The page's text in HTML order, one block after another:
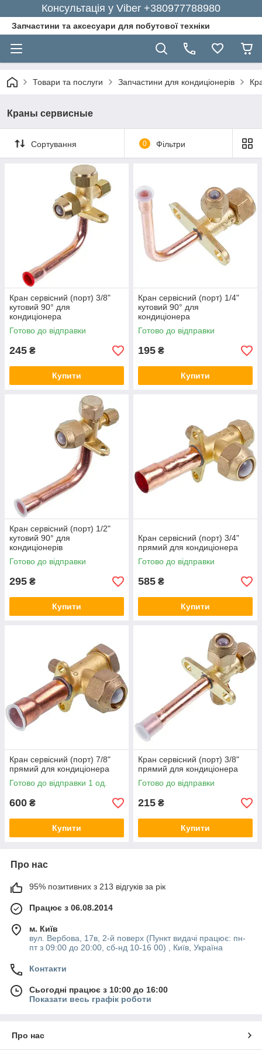
Консультація у Viber +380977788980
Запчастини та аксесуари для побутової техніки
Товари та послуги Запчастини для кондиціонерів
Краны сервисные
Сортування 0 Фільтри
Кран сервісний (порт) 3/8"
кутовий 90° для
кондиціонера
Готово до відправки
245 ₴
Купити
Кран сервісний (порт) 1/4"
кутовий 90° для
кондиціонера
Готово до відправки
195 ₴
Купити
Кран сервісний (порт) 1/2"
кутовий 90° для
кондиціонерів
Готово до відправки
295 ₴
Купити
Кран сервісний (порт) 3/4"
прямий для кондиціонера
Готово до відправки
585 ₴
Купити
Кран сервісний (порт) 7/8"
прямий для кондиціонера
Готово до відправки 1 од.
600 ₴
Купити
Кран сервісний (порт) 3/8"
прямий для кондиціонера
Готово до відправки
215 ₴
Купити
Про нас
95% позитивних з 213 відгуків за рік
Працює з 06.08.2014
м. Київ
вул. Вербова, 17в, 2-й поверх (Пункт видачі працює: пн-
пт з 09:00 до 20:00, сб-нд 10-16 00) , Київ, Україна
Контакти
Сьогодні працює з 10:00 до 16:00
Показати весь графік роботи
Про нас